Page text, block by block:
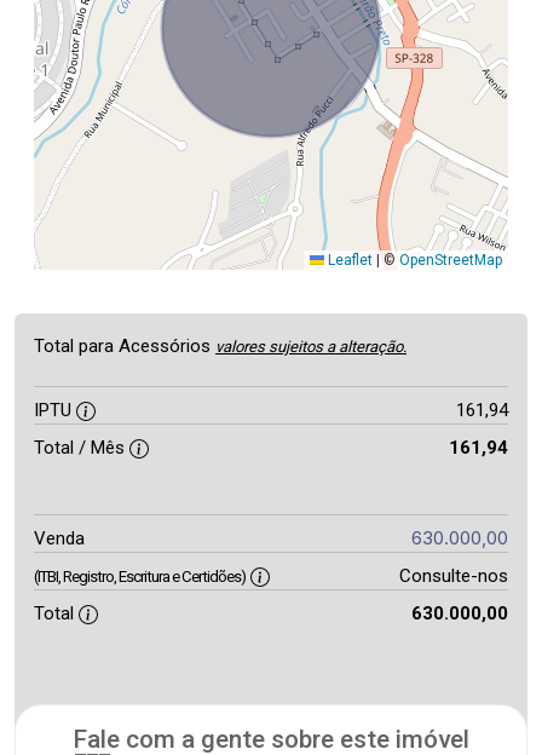
Leaflet |© OpenStreetMap
Total para Acessórios valores sujeitos a alteração.
IPTU
161,94
Total / Mês
161,94
Venda 630.000,00
(ITBI, Registro, Escritura e Certidões)
Consulte-nos
Total
630.000,00
Fale com a gente sobre este imóvel